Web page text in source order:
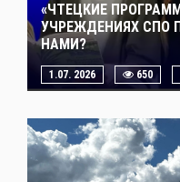
«ЧТЕЦКИЕ
УЧРЕЖДЕНИЯХ СПО
НАМИ?
1.07. 2026 650